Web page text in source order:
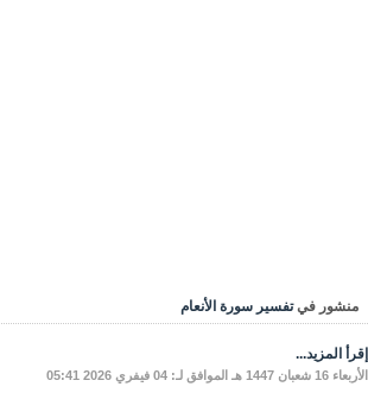
منشور في تفسير سورة الأنعام
إقرأ المزيد...
الأربعاء 16 شعبان 1447 هـ الموافق لـ: 04 فيفري 2026 05:41